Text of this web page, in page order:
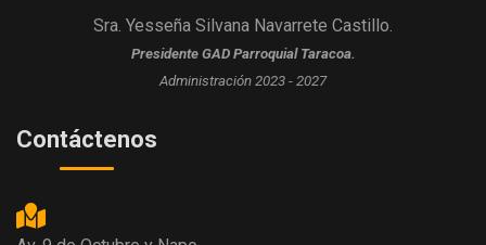
Sra. Yesseña Silvana Navarrete Castillo.
Presidente GAD Parroquial Taracoa.
Administración 2023 - 2027
Contáctenos